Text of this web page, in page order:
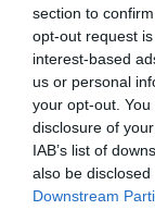
section to
opt-out request
interest-based
us or personal
your opt-out.
disclosure of
IAB’s list of
also be
Downstream
EZEKET
Az őszi szünet
hétvégére,